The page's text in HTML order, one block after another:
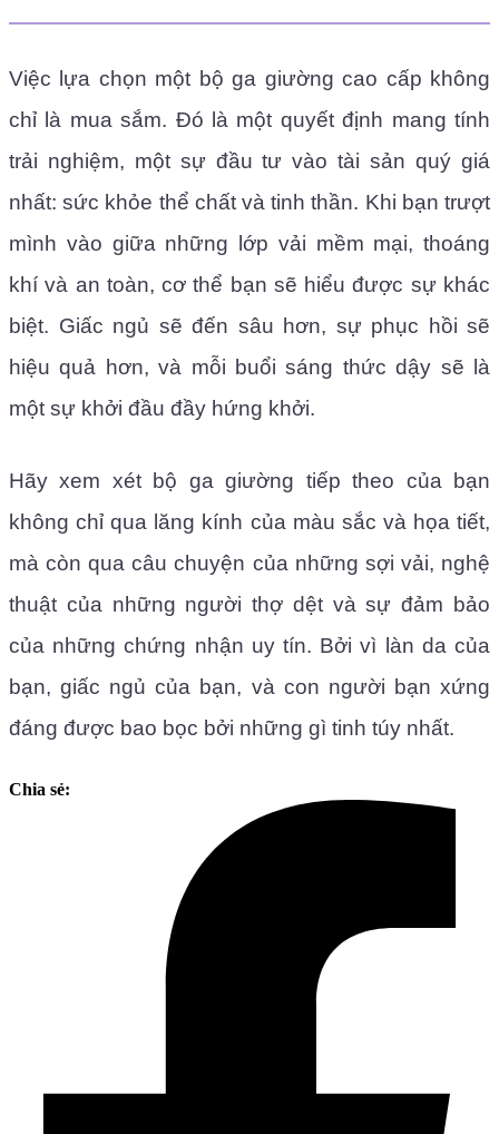
Việc lựa chọn một bộ ga giường cao cấp không
chỉ là mua sắm. Đó là một quyết định mang tính
trải nghiệm, một sự đầu tư vào tài sản quý giá
nhất: sức khỏe thể chất và tinh thần. Khi bạn trượt
mình vào giữa những lớp vải mềm mại, thoáng
khí và an toàn, cơ thể bạn sẽ hiểu được sự khác
biệt. Giấc ngủ sẽ đến sâu hơn, sự phục hồi sẽ
hiệu quả hơn, và mỗi buổi sáng thức dậy sẽ là
một sự khởi đầu đầy hứng khởi.
Hãy xem xét bộ ga giường tiếp theo của bạn
không chỉ qua lăng kính của màu sắc và họa tiết,
mà còn qua câu chuyện của những sợi vải, nghệ
thuật của những người thợ dệt và sự đảm bảo
của những chứng nhận uy tín. Bởi vì làn da của
bạn, giấc ngủ của bạn, và con người bạn xứng
đáng được bao bọc bởi những gì tinh túy nhất.
Chia sẻ: